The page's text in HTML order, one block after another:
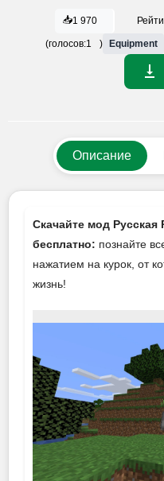
📥1 970
(голосов:1 ) Equipment
Описание
Скачайте мод Русская
бесплатно: познайте
нажатием на курок, от
жизнь!